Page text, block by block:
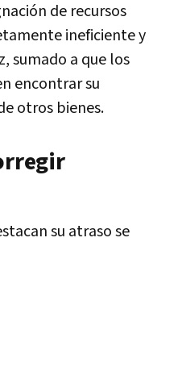
de recursos
ineficiente y
sumado a que los
encontrar su
otros bienes.
su atraso se